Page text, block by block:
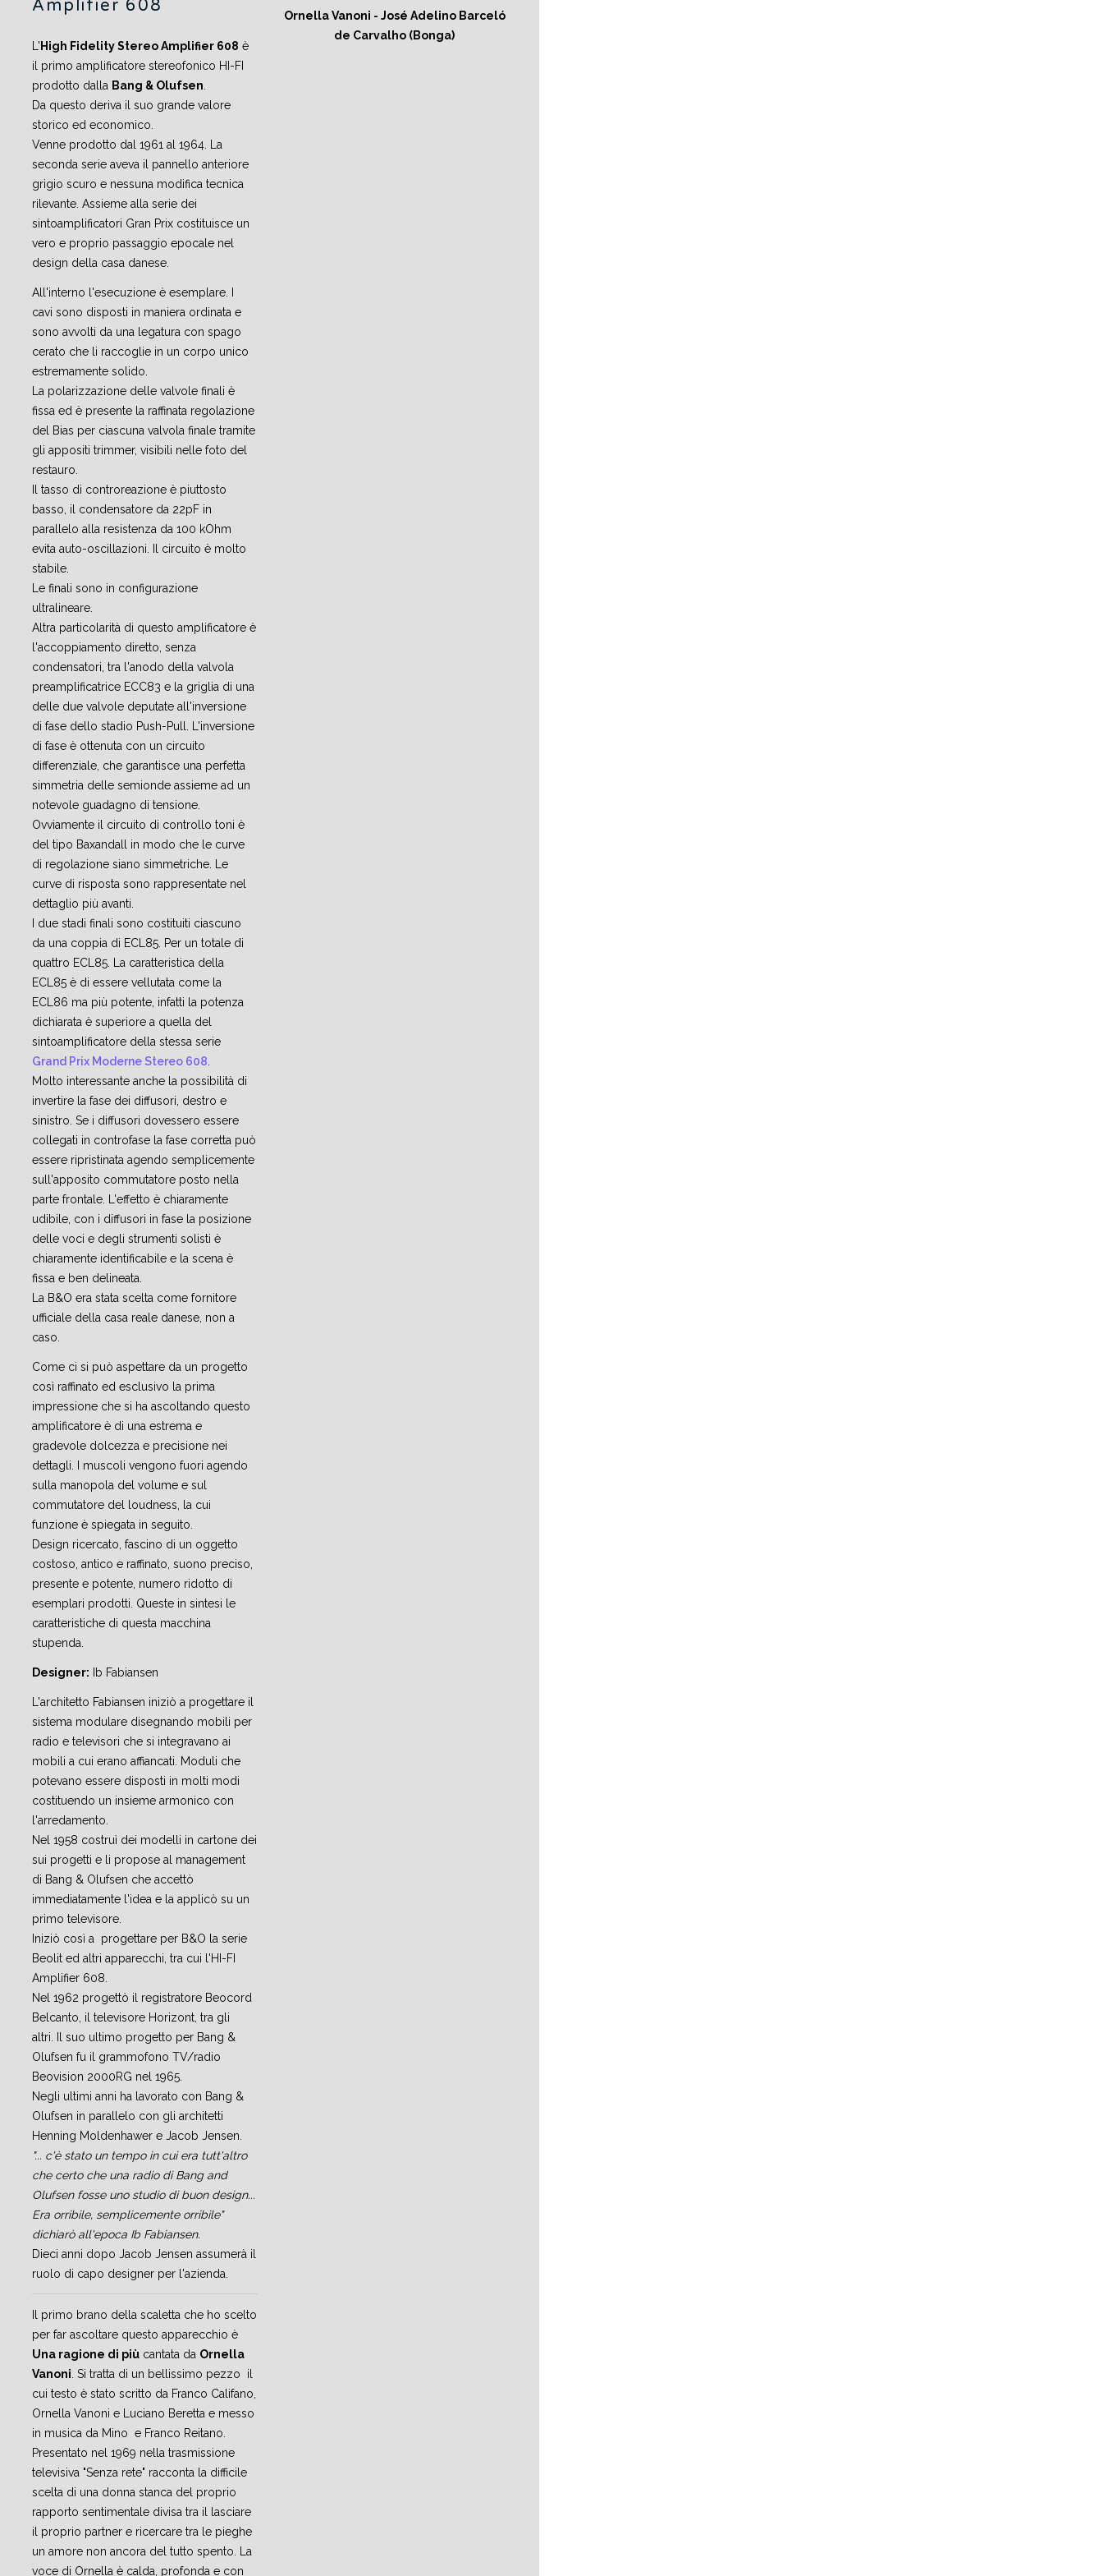
Amplifier 608
L' High Fidelity Stereo Amplifier 608 è
il primo amplificatore stereofonico HI-FI
prodotto dalla Bang & Olufsen.
Da questo deriva il suo grande valore
storico ed economico.
Venne prodotto dal 1961 al 1964. La
seconda serie aveva il pannello anteriore
grigio scuro e nessuna modifica tecnica
rilevante. Assieme alla serie dei
sintoamplificatori Gran Prix costituisce un
vero e proprio passaggio epocale nel
design della casa danese.
All'interno l'esecuzione è esemplare. I
cavi sono disposti in maniera ordinata e
sono avvolti da una legatura con spago
cerato che li raccoglie in un corpo unico
estremamente solido.
La polarizzazione delle valvole finali è
fissa ed è presente la raffinata regolazione
del Bias per ciascuna valvola finale tramite
gli appositi trimmer, visibili nelle foto del
restauro.
Il tasso di controreazione è piuttosto
basso, il condensatore da 22pF in
parallelo alla resistenza da 100 kOhm
evita auto-oscillazioni. Il circuito è molto
stabile.
Le finali sono in configurazione
ultralineare.
Altra particolarità di questo amplificatore è
l'accoppiamento diretto, senza
condensatori, tra l'anodo della valvola
preamplificatrice ECC83 e la griglia di una
delle due valvole deputate all'inversione
di fase dello stadio Push-Pull. L'inversione
di fase è ottenuta con un circuito
differenziale, che garantisce una perfetta
simmetria delle semionde assieme ad un
notevole guadagno di tensione.
Ovviamente il circuito di controllo toni è
del tipo Baxandall in modo che le curve
di regolazione siano simmetriche. Le
curve di risposta sono rappresentate nel
dettaglio più avanti.
I due stadi finali sono costituiti ciascuno
da una coppia di ECL85. Per un totale di
quattro ECL85. La caratteristica della
ECL85 è di essere vellutata come la
ECL86 ma più potente, infatti la potenza
dichiarata è superiore a quella del
sintoamplificatore della stessa serie
Grand Prix Moderne Stereo 608.
Molto interessante anche la possibilità di
invertire la fase dei diffusori, destro e
sinistro. Se i diffusori dovessero essere
collegati in controfase la fase corretta può
essere ripristinata agendo semplicemente
sull'apposito commutatore posto nella
parte frontale. L'effetto è chiaramente
udibile, con i diffusori in fase la posizione
delle voci e degli strumenti solisti è
chiaramente identificabile e la scena è
fissa e ben delineata.
La B&O era stata scelta come fornitore
ufficiale della casa reale danese, non a
caso.
Come ci si può aspettare da un progetto
così raffinato ed esclusivo la prima
impressione che si ha ascoltando questo
amplificatore è di una estrema e
gradevole dolcezza e precisione nei
dettagli. I muscoli vengono fuori agendo
sulla manopola del volume e sul
commutatore del loudness, la cui
funzione è spiegata in seguito.
Design ricercato, fascino di un oggetto
costoso, antico e raffinato, suono preciso,
presente e potente, numero ridotto di
esemplari prodotti. Queste in sintesi le
caratteristiche di questa macchina
stupenda.
Designer: Ib Fabiansen
L'architetto Fabiansen iniziò a progettare il
sistema modulare disegnando mobili per
radio e televisori che si integravano ai
mobili a cui erano affiancati. Moduli che
potevano essere disposti in molti modi
costituendo un insieme armonico con
l'arredamento.
Nel 1958 costruì dei modelli in cartone dei
sui progetti e li propose al management
di Bang & Olufsen che accettò
immediatamente l'idea e la applicò su un
primo televisore.
Iniziò così a progettare per B&O la serie
Beolit ed altri apparecchi, tra cui l'HI-FI
Amplifier 608.
Nel 1962 progettò il registratore Beocord
Belcanto, il televisore Horizont, tra gli
altri. Il suo ultimo progetto per Bang &
Olufsen fu il grammofono TV/radio
Beovision 2000RG nel 1965.
Negli ultimi anni ha lavorato con Bang &
Olufsen in parallelo con gli architetti
Henning Moldenhawer e Jacob Jensen.
"... c'è stato un tempo in cui era tutt'altro
che certo che una radio di Bang and
Olufsen fosse uno studio di buon design...
Era orribile, semplicemente orribile"
dichiarò all'epoca Ib Fabiansen.
Dieci anni dopo Jacob Jensen assumerà il
ruolo di capo designer per l'azienda.
Il primo brano della scaletta che ho scelto
per far ascoltare questo apparecchio è
Una ragione di più cantata da Ornella
Vanoni. Si tratta di un bellissimo pezzo il
cui testo è stato scritto da Franco Califano,
Ornella Vanoni e Luciano Beretta e messo
in musica da Mino e Franco Reitano.
Presentato nel 1969 nella trasmissione
televisiva "Senza rete" racconta la difficile
scelta di una donna stanca del proprio
rapporto sentimentale divisa tra il lasciare
il proprio partner e ricercare tra le pieghe
un amore non ancora del tutto spento. La
voce di Ornella è calda, profonda e con
Ornella Vanoni - José Adelino Barceló
de Carvalho (Bonga)